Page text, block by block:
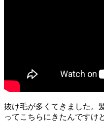
抜け毛が多くてきました。
ってこちらにきたんですけ